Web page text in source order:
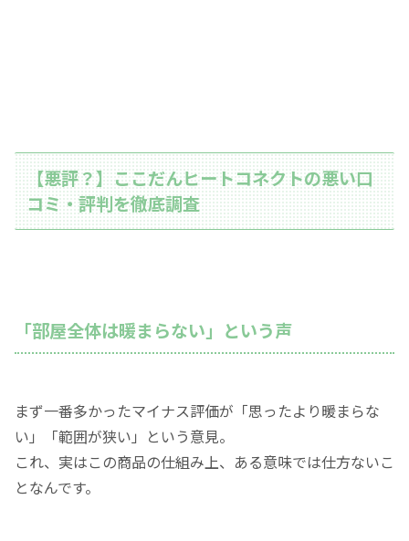
【悪評？】ここだんヒートコネクトの悪い口
コミ・評判を徹底調査
「部屋全体は暖まらない」という声
まず一番多かったマイナス評価が「思ったより暖まらな
い」「範囲が狭い」という意見。
これ、実はこの商品の仕組み上、ある意味では仕方ないこ
となんです。